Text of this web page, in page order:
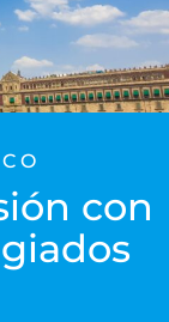
con